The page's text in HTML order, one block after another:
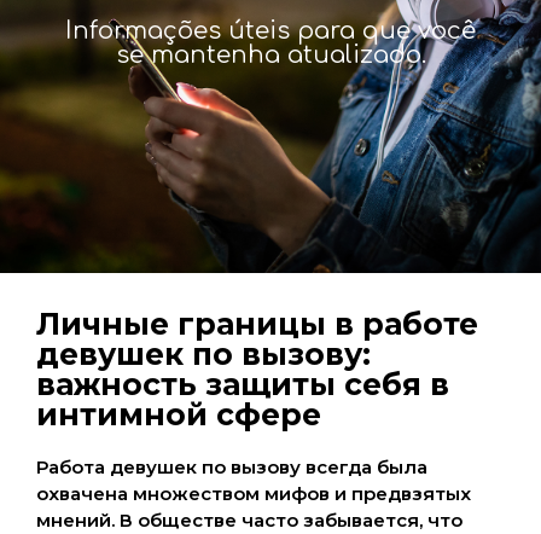
Informações úteis para que você
se mantenha atualizado.
Личные границы в работе
девушек по вызову:
важность защиты себя в
интимной сфере
Работа девушек по вызову всегда была
охвачена множеством мифов и предвзятых
мнений. В обществе часто забывается, что